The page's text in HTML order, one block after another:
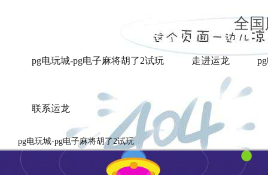
全
pg电玩城-pg电子麻将胡了2试玩 走进运龙
联系运龙
pg电玩城-pg电子麻将胡了2试玩